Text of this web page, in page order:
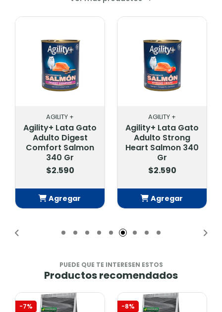
AGILITY +
Agility+ Lata Gato
Adulto Digest
Comfort Salmon
340 Gr
$2.590
Agregar
AGILITY +
Agility+ Lata Gato
Adulto Strong
Heart Salmon 340
Gr
$2.590
Agregar
PUEDE QUE TE INTERESEN ESTOS
Productos recomendados
-7% -8%